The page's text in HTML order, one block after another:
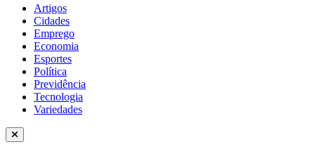
Artigos
Cidades
Emprego
Economia
Esportes
Política
Previdência
Tecnologia
Variedades